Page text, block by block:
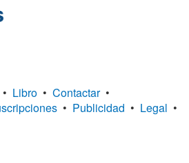
• Libro • Contactar •
• Publicidad • Legal •